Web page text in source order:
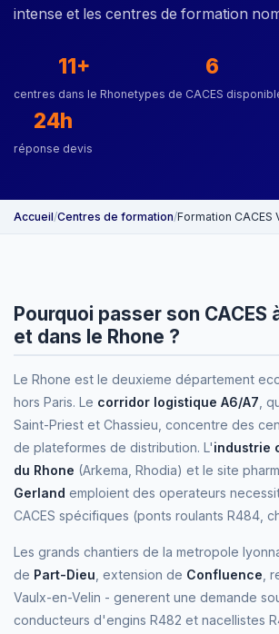
intense et les centres de formation
11+
centres dans le Rhone
6
types de CACES
24h
réponse devis
Accueil/Centres de formation/Formation CACES
Pourquoi passer son CACES
et dans le Rhone ?
Le Rhone est le deuxieme département
hors Paris. Le corridor logistique A6/A7 ,
Saint-Priest et Chassieu, concentre des
de plateformes de distribution. L'industrie
du Rhone (Arkema, Rhodia) et le site
Gerland emploient des operateurs
CACES spécifiques (ponts roulants R484,
Les grands chantiers de la metropole
de Part-Dieu , extension de Confluence ,
Vaulx-en-Velin - generent une demande
conducteurs d'engins R482 et nacellistes